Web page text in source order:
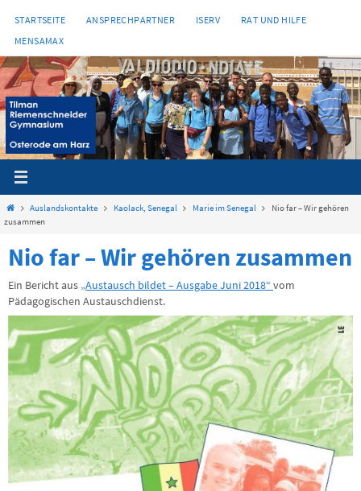
Inhalt
springen
STARTSEITE ANSPRECHPARTNER ISERV
RAT UND HILFE
MENSAMAX
StartAuslandskontakte Kaolack, Senegal Marie im Senegal
Nio far – Wir gehören
zusammen
Nio far – Wir gehören zusammen
Ein Bericht aus „Austausch bildet – Ausgabe Juni 2018“ vom
Pädagogischen Austauschdienst.